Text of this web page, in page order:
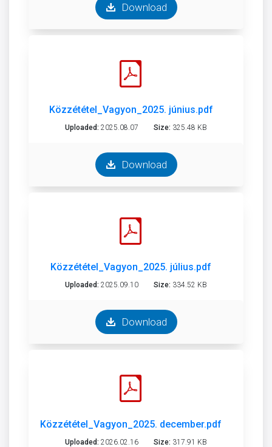
Download
Közzététel_Vagyon_2025. június.pdf
Uploaded: 2025.08.07 Size: 325.48 KB
Download
Közzététel_Vagyon_2025. július.pdf
Uploaded: 2025.09.10 Size: 334.52 KB
Download
Közzététel_Vagyon_2025. december.pdf
Uploaded: 2026.02.16 Size: 317.91 KB